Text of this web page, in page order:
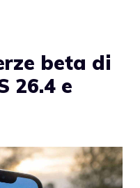
beta di
26.4 e